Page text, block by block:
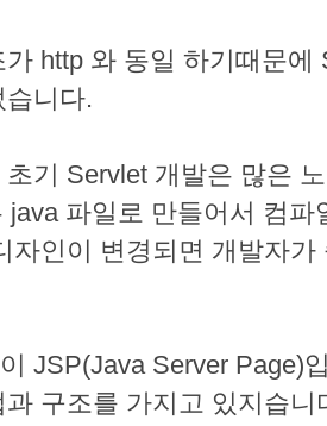
http 와 동일 하기때문
니다.
기 Servlet 개발은 많은
java 파일로 만들어서 컴
자인이 변경되면 개발자가
JSP(Java Server Page)
구조를 가지고 있지습